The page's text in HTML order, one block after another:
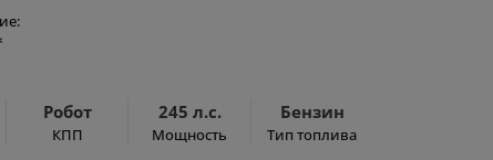
Робот
КПП
245 л.с.
Мощность
Бензин
Тип топлива